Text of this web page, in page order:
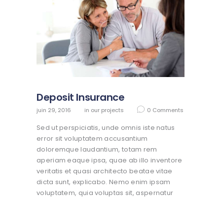
Deposit Insurance
juin 29, 2016 in our projects 0 Comments
Sed ut perspiciatis, unde omnis iste natus
error sit voluptatem accusantium
doloremque laudantium, totam rem
aperiam eaque ipsa, quae ab illo inventore
veritatis et quasi architecto beatae vitae
dicta sunt, explicabo. Nemo enim ipsam
voluptatem, quia voluptas sit, aspernatur